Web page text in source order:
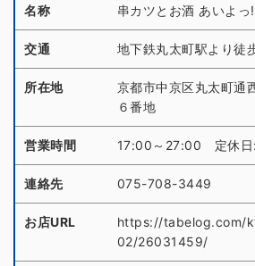
名称 串カツとお酒 あいよ
交通 地下鉄丸太町駅より徒
所在地
京都市中京区丸太町通
６番地
営業時間 17:00～27:00 定休日
連絡先 075-708-3449
お店URL
https://tabelog.com/
02/26031459/